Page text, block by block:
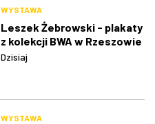
WYSTAWA
Leszek Żebrowski - plakaty
z kolekcji BWA w Rzeszowie
Dzisiaj
WYSTAWA